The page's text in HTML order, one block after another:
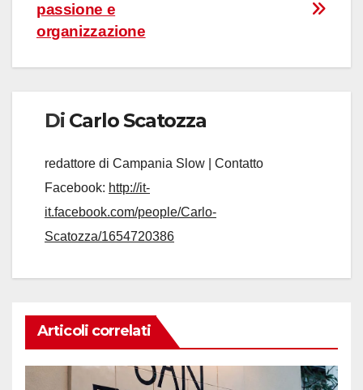
passione e
organizzazione
Di Carlo Scatozza
redattore di Campania Slow | Contatto
Facebook: http://it-
it.facebook.com/people/Carlo-
Scatozza/1654720386
Articoli correlati